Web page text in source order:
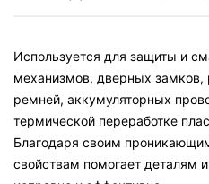
Используется для защиты и
механизмов, дверных замков,
ремней, аккумуляторных
термической переработке
Благодаря своим
свойствам помогает деталям